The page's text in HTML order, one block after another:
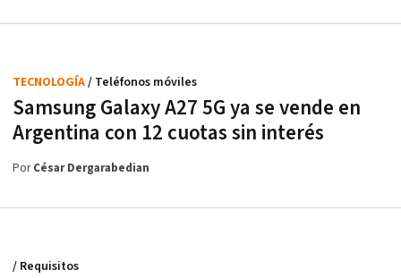
Samsung Galaxy A27 5G ya se vende en
Argentina con 12 cuotas sin interés
TECNOLOGÍA/ Teléfonos móviles
PorCésar Dergarabedian
/ Requisitos